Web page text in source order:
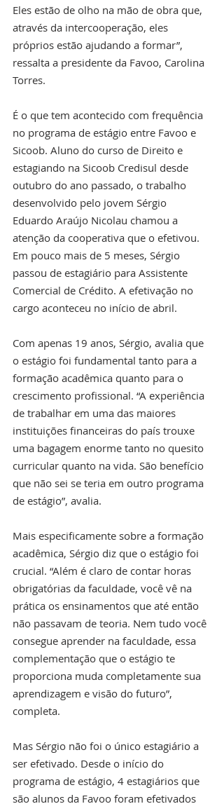
Eles estão de olho na mão de obra que,
através da intercooperação, eles
próprios estão ajudando a formar”,
ressalta a presidente da Favoo, Carolina
Torres.
É o que tem acontecido com frequência
no programa de estágio entre Favoo e
Sicoob. Aluno do curso de Direito e
estagiando na Sicoob Credisul desde
outubro do ano passado, o trabalho
desenvolvido pelo jovem Sérgio
Eduardo Araújo Nicolau chamou a
atenção da cooperativa que o efetivou.
Em pouco mais de 5 meses, Sérgio
passou de estagiário para Assistente
Comercial de Crédito. A efetivação no
cargo aconteceu no início de abril.
Com apenas 19 anos, Sérgio, avalia que
o estágio foi fundamental tanto para a
formação acadêmica quanto para o
crescimento profissional. “A experiência
de trabalhar em uma das maiores
instituições financeiras do país trouxe
uma bagagem enorme tanto no quesito
curricular quanto na vida. São benefício
que não sei se teria em outro programa
de estágio”, avalia.
Mais especificamente sobre a formação
acadêmica, Sérgio diz que o estágio foi
crucial. “Além é claro de contar horas
obrigatórias da faculdade, você vê na
prática os ensinamentos que até então
não passavam de teoria. Nem tudo você
consegue aprender na faculdade, essa
complementação que o estágio te
proporciona muda completamente sua
aprendizagem e visão do futuro”,
completa.
Mas Sérgio não foi o único estagiário a
ser efetivado. Desde o início do
programa de estágio, 4 estagiários que
são alunos da Favoo foram efetivados